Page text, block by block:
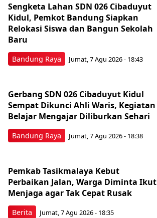
Bandung Raya
Sengketa Lahan SDN 026 Cibaduyut
Kidul, Pemkot Bandung Siapkan
Relokasi Siswa dan Bangun Sekolah
Baru
Jumat, 7 Agu 2026 - 18:43
Bandung Raya
Gerbang SDN 026 Cibaduyut Kidul
Sempat Dikunci Ahli Waris, Kegiatan
Belajar Mengajar Diliburkan Sehari
Jumat, 7 Agu 2026 - 18:38
Berita
Pemkab Tasikmalaya Kebut
Perbaikan Jalan, Warga Diminta Ikut
Menjaga agar Tak Cepat Rusak
Jumat, 7 Agu 2026 - 18:35